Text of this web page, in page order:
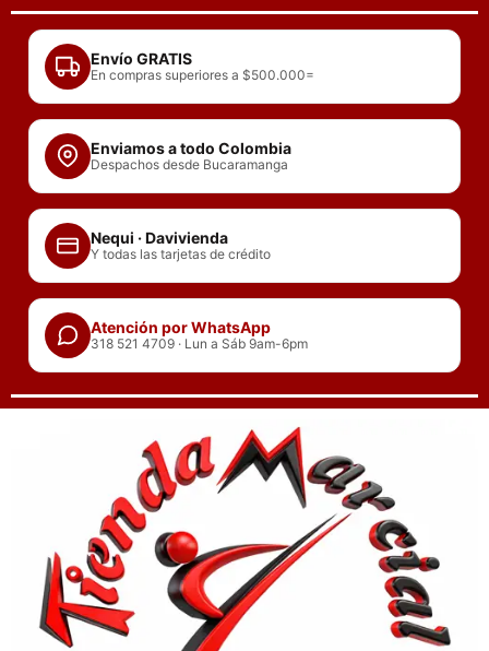
contenido
Envío GRATIS
En compras superiores a $500.000=
Enviamos a todo Colombia
Despachos desde Bucaramanga
Nequi · Davivienda
Y todas las tarjetas de crédito
Atención por WhatsApp
318 521 4709 · Lun a Sáb 9am-6pm